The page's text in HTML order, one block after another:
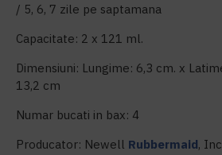
/ 5, 6, 7 zile pe saptamana
Capacitate: 2 x 121 ml.
Dimensiuni: Lungime: 6,3 cm. x
13,2 cm
Numar bucati in bax: 4
Producator: Newell Rubbermaid,